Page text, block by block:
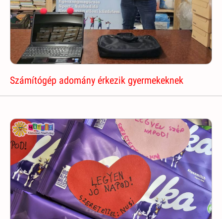
Számítógép adomány érkezik gyermekeknek